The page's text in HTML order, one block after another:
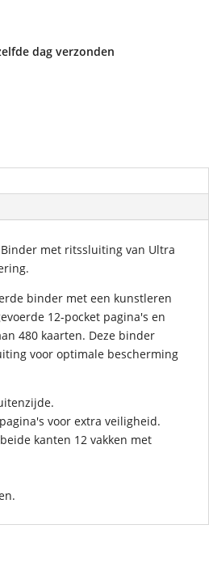
dag verzonden
met ritssluiting van Ultra
binder met een kunstleren
12-pocket pagina's en
480 kaarten. Deze binder
voor optimale bescherming
voor extra veiligheid.
kanten 12 vakken met